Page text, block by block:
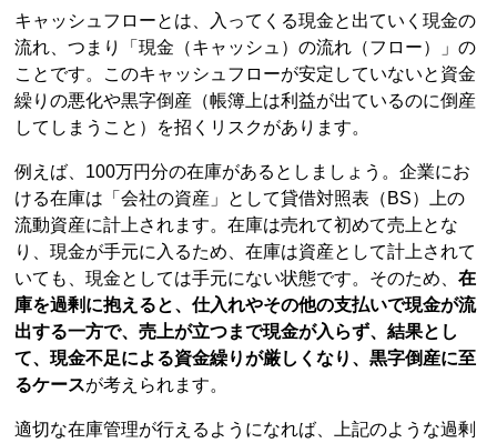
キャッシュフローとは、入ってくる現金と出ていく現金の
流れ、つまり「現金（キャッシュ）の流れ（フロー）」の
ことです。このキャッシュフローが安定していないと資金
繰りの悪化や黒字倒産（帳簿上は利益が出ているのに倒産
してしまうこと）を招くリスクがあります。
例えば、100万円分の在庫があるとしましょう。企業にお
ける在庫は「会社の資産」として貸借対照表（BS）上の
流動資産に計上されます。在庫は売れて初めて売上とな
り、現金が手元に入るため、在庫は資産として計上されて
いても、現金としては手元にない状態です。そのため、在
庫を過剰に抱えると、仕入れやその他の支払いで現金が流
出する一方で、売上が立つまで現金が入らず、結果とし
て、現金不足による資金繰りが厳しくなり、黒字倒産に至
るケースが考えられます。
適切な在庫管理が行えるようになれば、上記のような過剰